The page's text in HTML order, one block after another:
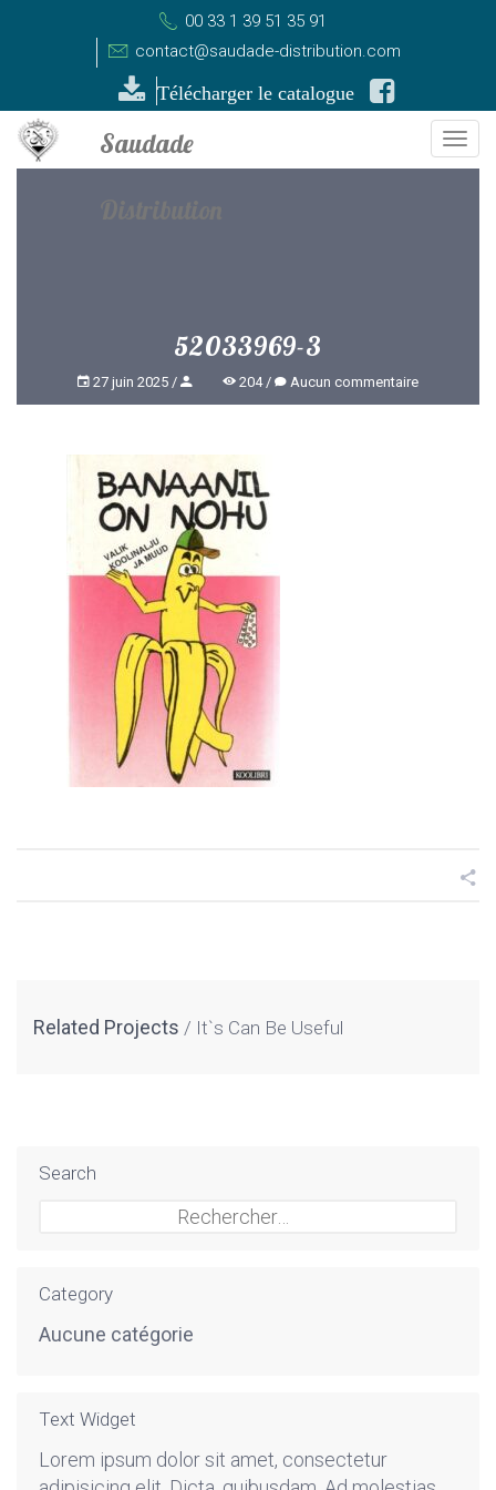
00 33 1 39 51 35 91
contact@saudade-distribution.com
Télécharger le catalogue
52033969-3
27 juin 2025 204 Aucun commentaire
Related Projects It`s Can Be Useful
Search
Category
Aucune catégorie
Text Widget
Lorem ipsum dolor sit amet, consectetur